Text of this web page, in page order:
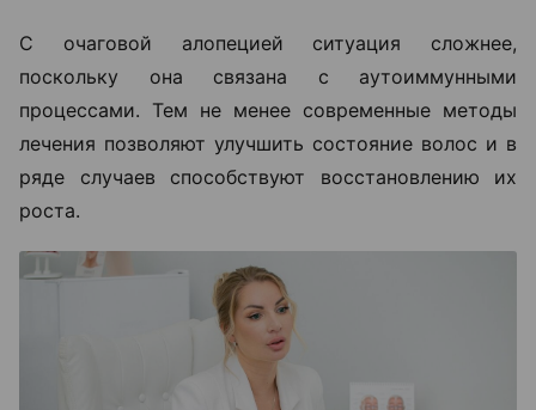
С очаговой алопецией ситуация сложнее,
поскольку она связана с аутоиммунными
процессами. Тем не менее современные методы
лечения позволяют улучшить состояние волос и в
ряде случаев способствуют восстановлению их
роста.